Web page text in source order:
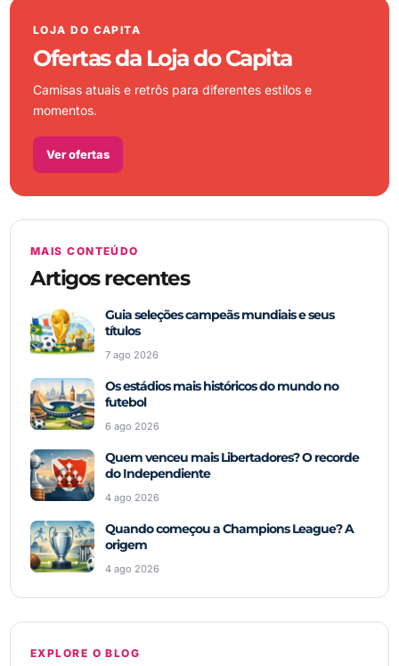
LOJA DO CAPITA
Ofertas da Loja do Capita
Camisas atuais e retrôs para diferentes estilos e
momentos.
Ver ofertas
MAIS CONTEÚDO
Artigos recentes
Guia seleções campeãs mundiais e seus
títulos
7 ago 2026
Os estádios mais históricos do mundo no
futebol
6 ago 2026
Quem venceu mais Libertadores? O recorde
do Independiente
4 ago 2026
Quando começou a Champions League? A
origem
4 ago 2026
EXPLORE O BLOG